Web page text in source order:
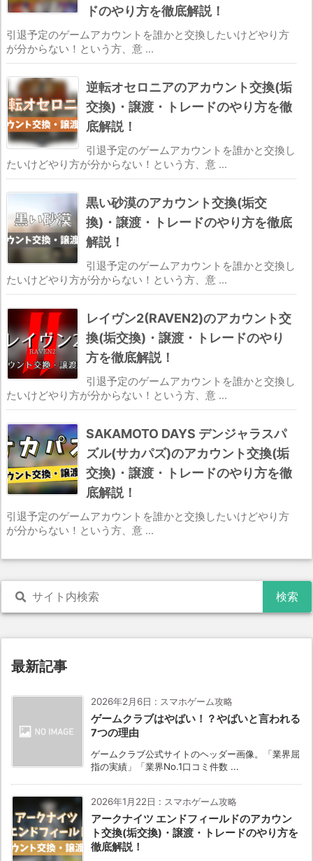
ドのやり方を徹底解説！
引退予定のゲームアカウントを誰かと交換したいけどやり方
が分からない！という方、意 ...
逆転オセロニアのアカウント交換(垢
交換)・譲渡・トレードのやり方を徹
底解説！
引退予定のゲームアカウントを誰かと交換し
たいけどやり方が分からない！という方、意 ...
黒い砂漠のアカウント交換(垢交
換)・譲渡・トレードのやり方を徹底
解説！
引退予定のゲームアカウントを誰かと交換し
たいけどやり方が分からない！という方、意 ...
レイヴン2(RAVEN2)のアカウント交
換(垢交換)・譲渡・トレードのやり
方を徹底解説！
引退予定のゲームアカウントを誰かと交換し
たいけどやり方が分からない！という方、意 ...
SAKAMOTO DAYS デンジャラスパ
ズル(サカパズ)のアカウント交換(垢
交換)・譲渡・トレードのやり方を徹
底解説！
引退予定のゲームアカウントを誰かと交換したいけどやり方
が分からない！という方、意 ...
最新記事
2026年2月6日 : スマホゲーム攻略
ゲームクラブはやばい！？やばいと言われる
7つの理由
ゲームクラブ公式サイトのヘッダー画像。「業界屈
指の実績」「業界No.1口コミ件数 ...
2026年1月22日 : スマホゲーム攻略
アークナイツ エンドフィールドのアカウン
ト交換(垢交換)・譲渡・トレードのやり方を
徹底解説！